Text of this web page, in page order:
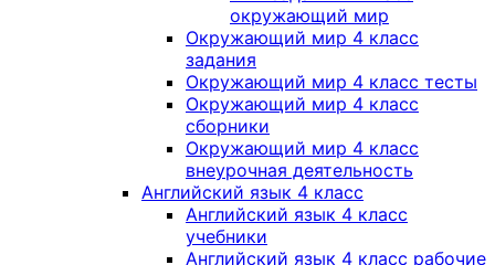
окружающий мир
Окружающий мир 4 класс
задания
Окружающий мир 4 класс тесты
Окружающий мир 4 класс
сборники
Окружающий мир 4 класс
внеурочная деятельность
Английский язык 4 класс
Английский язык 4 класс
учебники
Английский язык 4 класс рабочие